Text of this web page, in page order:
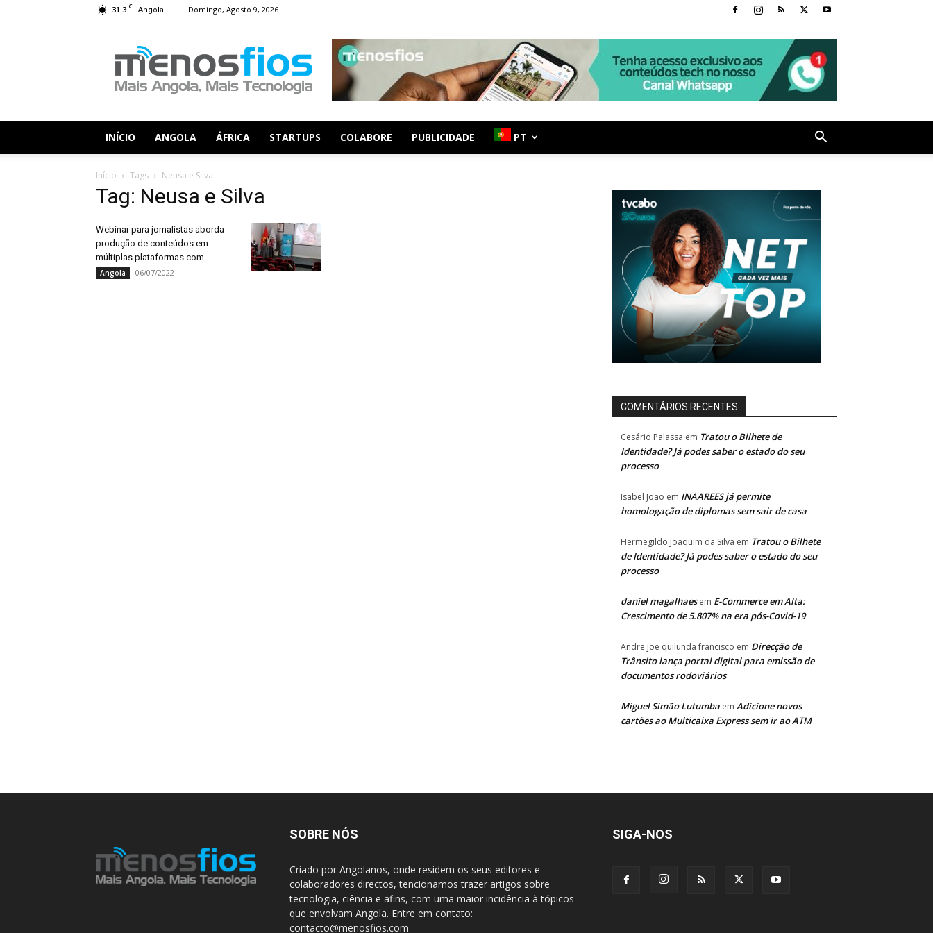
31.3 C Angola Domingo, Agosto 9, 2026
Fios
INÍCIO ANGOLA ÁFRICA STARTUPS COLABORE PUBLICIDADE PT
Início Tags Neusa e Silva
Tag: Neusa e Silva
Webinar para jornalistas aborda
produção de conteúdos em
múltiplas plataformas com...
Angola 06/07/2022
COMENTÁRIOS RECENTES
Cesário Palassa em Tratou o Bilhete de
Identidade? Já podes saber o estado do seu
processo
Isabel João em INAAREES já permite
homologação de diplomas sem sair de casa
Hermegildo Joaquim da Silva em Tratou o Bilhete
de Identidade? Já podes saber o estado do seu
processo
daniel magalhaesem E-Commerce em Alta:
Crescimento de 5.807% na era pós-Covid-19
Andre joe quilunda francisco em Direcção de
Trânsito lança portal digital para emissão de
documentos rodoviários
Miguel Simão Lutumba em Adicione novos
cartões ao Multicaixa Express sem ir ao ATM
SOBRE NÓS
Criado por Angolanos, onde residem os seus editores e
colaboradores directos, tencionamos trazer artigos sobre
tecnologia, ciência e afins, com uma maior incidência à tópicos
que envolvam Angola. Entre em contato:
contacto@menosfios.com
SIGA-NOS